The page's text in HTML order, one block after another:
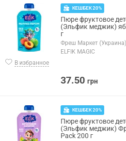
В избранное
КЕШБЕК 20%
Пюре фруктовое
(Эльфик меджик)
г
Фреш Маркет (Украина)
ELFIK MAGIC
37.50 грн
КЕШБЕК 20%
Пюре фруктовое
(Эльфик меджик)
Pack 200 г